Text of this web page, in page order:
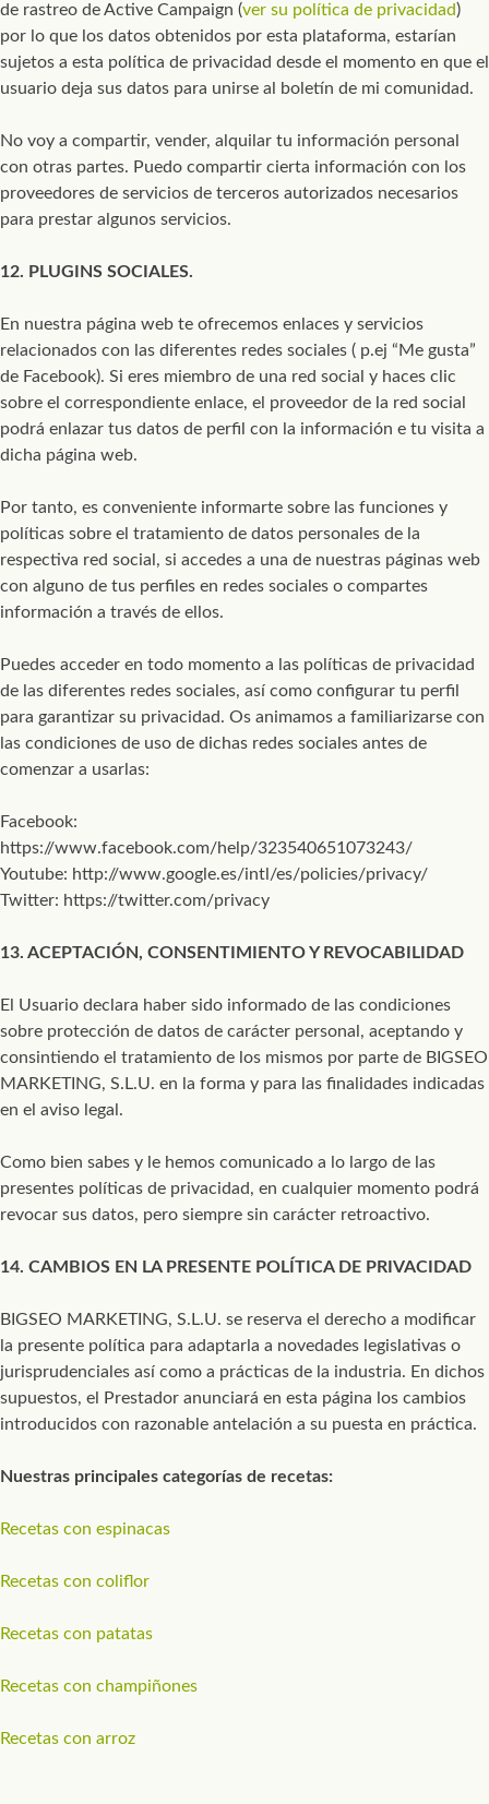
de rastreo de Active Campaign (ver su política de privacidad)
por lo que los datos obtenidos por esta plataforma, estarían
sujetos a esta política de privacidad desde el momento en que el
usuario deja sus datos para unirse al boletín de mi comunidad.
No voy a compartir, vender, alquilar tu información personal
con otras partes. Puedo compartir cierta información con los
proveedores de servicios de terceros autorizados necesarios
para prestar algunos servicios.
12. PLUGINS SOCIALES.
En nuestra página web te ofrecemos enlaces y servicios
relacionados con las diferentes redes sociales ( p.ej “Me gusta”
de Facebook). Si eres miembro de una red social y haces clic
sobre el correspondiente enlace, el proveedor de la red social
podrá enlazar tus datos de perfil con la información e tu visita a
dicha página web.
Por tanto, es conveniente informarte sobre las funciones y
políticas sobre el tratamiento de datos personales de la
respectiva red social, si accedes a una de nuestras páginas web
con alguno de tus perfiles en redes sociales o compartes
información a través de ellos.
Puedes acceder en todo momento a las políticas de privacidad
de las diferentes redes sociales, así como configurar tu perfil
para garantizar su privacidad. Os animamos a familiarizarse con
las condiciones de uso de dichas redes sociales antes de
comenzar a usarlas:
Facebook:
https://www.facebook.com/help/323540651073243/
Youtube: http://www.google.es/intl/es/policies/privacy/
Twitter: https://twitter.com/privacy
13. ACEPTACIÓN, CONSENTIMIENTO Y REVOCABILIDAD
El Usuario declara haber sido informado de las condiciones
sobre protección de datos de carácter personal, aceptando y
consintiendo el tratamiento de los mismos por parte de BIGSEO
MARKETING, S.L.U. en la forma y para las finalidades indicadas
en el aviso legal.
Como bien sabes y le hemos comunicado a lo largo de las
presentes políticas de privacidad, en cualquier momento podrá
revocar sus datos, pero siempre sin carácter retroactivo.
14. CAMBIOS EN LA PRESENTE POLÍTICA DE PRIVACIDAD
BIGSEO MARKETING, S.L.U. se reserva el derecho a modificar
la presente política para adaptarla a novedades legislativas o
jurisprudenciales así como a prácticas de la industria. En dichos
supuestos, el Prestador anunciará en esta página los cambios
introducidos con razonable antelación a su puesta en práctica.
Nuestras principales categorías de recetas:
Recetas con espinacas
Recetas con coliflor
Recetas con patatas
Recetas con champiñones
Recetas con arroz